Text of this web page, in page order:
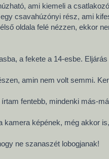
ami kiemeli a
csavahúzónyi rész, ami
oldala felé nézzen, ekkor
a fekete a 14-esbe.
amin nem volt semmi.
fentebb, mindenki más-
képének, még akkor
ne szanaszét lobogjanak!